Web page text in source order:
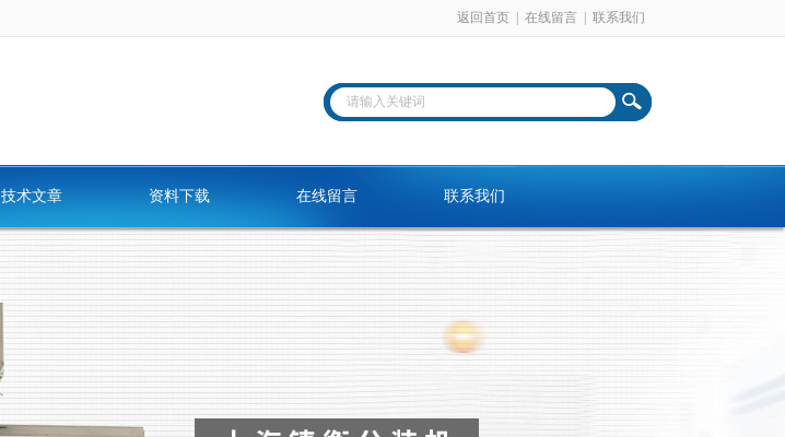
返回首页 在线留言 联系我们
技术文章 资料下载 在线留言 联系我们